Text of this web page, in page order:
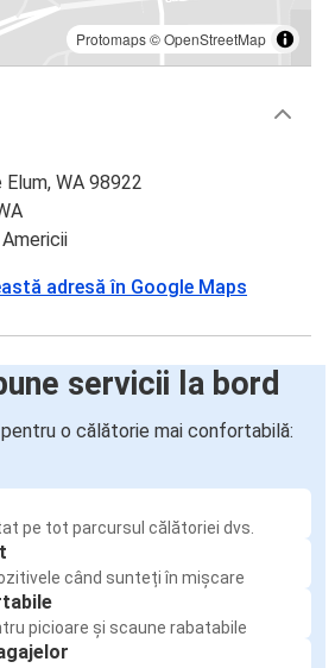
Protomaps©OpenStreetMap
WA 98922
adresă în Google Maps
servicii la bord
o călătorie mai confortabilă:
pe tot parcursul călătoriei dvs.
când sunteți în mișcare
picioare și scaune rabatabile